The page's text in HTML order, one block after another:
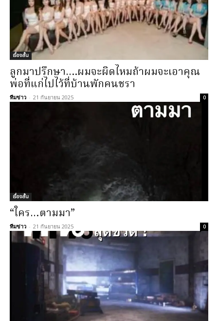
เรื่องสั้น
ลูกมาปรึกษา….ผมจะผิดไหมถ้าผมจะเอาคุณ
พ่อที่แก่ไปไว้ที่บ้านพักคนชรา
ทีมข่าว - 21 กันยายน 2025 0
เรื่องสั้น
“ใคร…ตามมา”
ทีมข่าว - 21 กันยายน 2025 0